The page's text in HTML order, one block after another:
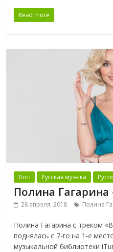
Read more
Поп Русская музыка
Полина
28 апреля, 2018 Полина
Полина Гагарина с треком
поднялась с 7-го на 1-е
музыкальной библиотеки